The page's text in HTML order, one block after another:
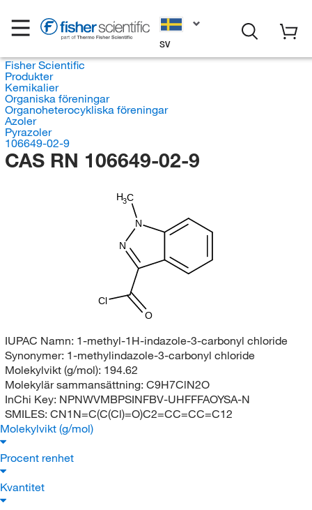
SV
Fisher Scientific
Produkter
Kemikalier
Organiska föreningar
Organoheterocykliska föreningar
Azoler
Pyrazoler
106649-02-9
CAS RN 106649-02-9
H3C
N
N
O
Cl
IUPAC Namn: 1-methyl-1H-indazole-3-carbonyl chloride
Synonymer: 1-methylindazole-3-carbonyl chloride
Molekylvikt (g/mol): 194.62
Molekylär sammansättning: C9H7ClN2O
InChi Key: NPNWVMBPSINFBV-UHFFFAOYSA-N
SMILES: CN1N=C(C(Cl)=O)C2=CC=CC=C12
Molekylvikt (g/mol)
Procent renhet
Kvantitet